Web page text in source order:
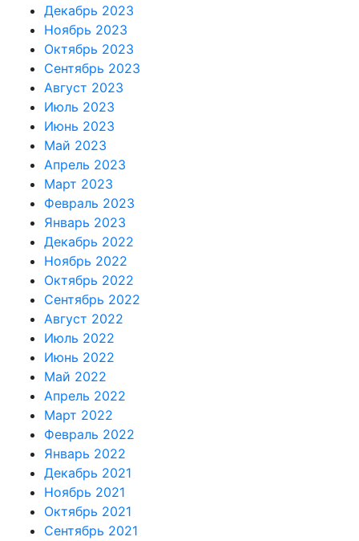
Декабрь 2023
Ноябрь 2023
Октябрь 2023
Сентябрь 2023
Август 2023
Июль 2023
Июнь 2023
Май 2023
Апрель 2023
Март 2023
Февраль 2023
Январь 2023
Декабрь 2022
Ноябрь 2022
Октябрь 2022
Сентябрь 2022
Август 2022
Июль 2022
Июнь 2022
Май 2022
Апрель 2022
Март 2022
Февраль 2022
Январь 2022
Декабрь 2021
Ноябрь 2021
Октябрь 2021
Сентябрь 2021